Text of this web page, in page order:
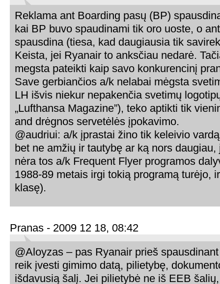
Reklama ant Boarding pasų (BP)
kai BP buvo spaudinami tik oro uoste, o
spausdina (tiesa, kad daugiausia tik
Keista, jei Ryanair to anksčiau nedarė.
megsta pateikti kaip savo konkurencinį
Save gerbiančios a/k nelabai mėgsta
LH išvis niekur nepakenčia svetimų
„Lufthansa Magazine”), teko aptikti tik
and drėgnos servetėlės įpokavimo.
@audriui: a/k įprastai žino tik keleivio
bet ne amžių ir tautybę ar ką nors
nėra tos a/k Frequent Flyer programos
1988-89 metais irgi tokią programą turėjo,
klasę).
Pranas - 2009 12 18, 08:42
@Aloyzas – pas Ryanair prieš
reik įvesti gimimo datą, pilietybę,
išdavusią šalį. Jei pilietybė ne iš EEB